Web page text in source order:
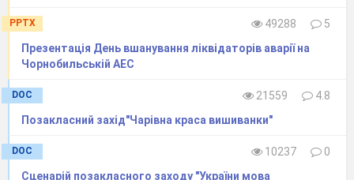
PPTX 49288
5
Презентація День вшанування ліквідаторів аварії на
Чорнобильській АЕС
DOC 21559
4.8
Позакласний захід"Чарівна краса вишиванки"
DOC 10237
0
Сценарій позакласного заходу "України мова